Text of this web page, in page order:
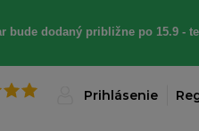
bude dodaný približne po 15.9 -
Prihlásenie